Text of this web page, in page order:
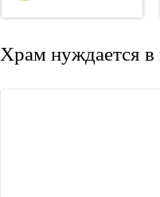
Храм нуждается